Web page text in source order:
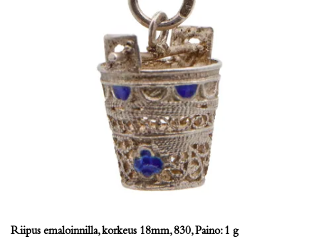
Riipus emaloinnilla, korkeus 18mm, 830, Paino: 1 g